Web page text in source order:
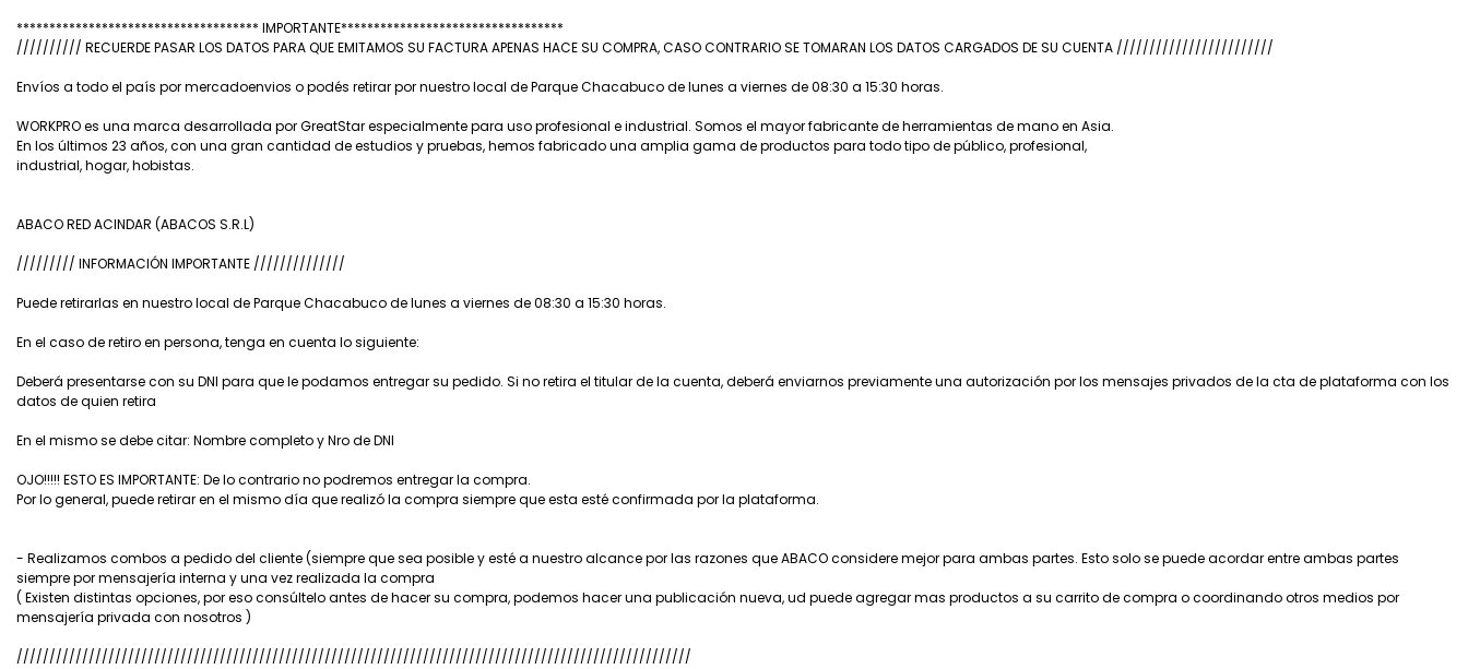
************************************* IMPORTANTE**********************************
////////// RECUERDE PASAR LOS DATOS PARA QUE EMITAMOS SU FACTURA APENAS HACE SU COMPRA, CASO CONTRARIO SE TOMARAN LOS DATOS CARGADOS DE SU CUENTA ////////////////////////
Envíos a todo el país por mercadoenvios o podés retirar por nuestro local de Parque Chacabuco de lunes a viernes de 08:30 a 15:30 horas.
WORKPRO es una marca desarrollada por GreatStar especialmente para uso profesional e industrial. Somos el mayor fabricante de herramientas de mano en Asia.
En los últimos 23 años, con una gran cantidad de estudios y pruebas, hemos fabricado una amplia gama de productos para todo tipo de público, profesional,
industrial, hogar, hobistas.
ABACO RED ACINDAR (ABACOS S.R.L)
///////// INFORMACIÓN IMPORTANTE //////////////
Puede retirarlas en nuestro local de Parque Chacabuco de lunes a viernes de 08:30 a 15:30 horas.
En el caso de retiro en persona, tenga en cuenta lo siguiente:
Deberá presentarse con su DNI para que le podamos entregar su pedido. Si no retira el titular de la cuenta, deberá enviarnos previamente una autorización por los mensajes privados de la cta de plataforma con los
datos de quien retira
En el mismo se debe citar: Nombre completo y Nro de DNI
OJO!!!!! ESTO ES IMPORTANTE: De lo contrario no podremos entregar la compra.
Por lo general, puede retirar en el mismo día que realizó la compra siempre que esta esté confirmada por la plataforma.
- Realizamos combos a pedido del cliente (siempre que sea posible y esté a nuestro alcance por las razones que ABACO considere mejor para ambas partes. Esto solo se puede acordar entre ambas partes
siempre por mensajería interna y una vez realizada la compra
( Existen distintas opciones, por eso consúltelo antes de hacer su compra, podemos hacer una publicación nueva, ud puede agregar mas productos a su carrito de compra o coordinando otros medios por
mensajería privada con nosotros )
///////////////////////////////////////////////////////////////////////////////////////////////////////